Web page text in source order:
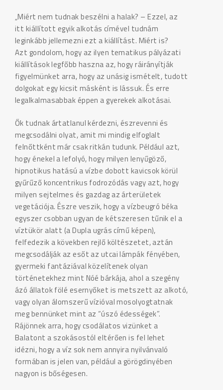
„Miért nem tudnak beszélni a halak? – Ezzel, az
itt kiállított egyik alkotás címével tudnám
leginkább jellemezni ezt a kiállítást. Miért is?
Azt gondolom, hogy az ilyen tematikus pályázati
kiállítások legfőbb haszna az, hogy ráirányítják
figyelmünket arra, hogy az unásig ismételt, tudott
dolgokat egy kicsit másként is lássuk. És erre
legalkalmasabbak éppen a gyerekek alkotásai.
Ők tudnak ártatlanul kérdezni, észrevenni és
megcsodálni olyat, amit mi mindig elfoglalt
felnőttként már csak ritkán tudunk. Például azt,
hogy énekel a lefolyó, hogy milyen lenyűgöző,
hipnotikus hatású a vízbe dobott kavicsok körül
gyűrűző koncentrikus fodrozódás vagy azt, hogy
milyen sejtelmes és gazdag az árterületek
vegetációja. Észre veszik, hogy a vízbeugró béka
egyszer csobban ugyan de kétszeresen tűnik el a
víztükör alatt (a Dupla ugrás című képen),
felfedezik a kövekben rejlő költészetet, aztán
megcsodálják az esőt az utcai lámpák fényében,
gyermeki fantáziával közelítenek olyan
történetekhez mint Nóé bárkája, ahol a szegény
ázó állatok fölé esernyőket is metszett az alkotó,
vagy olyan álomszerű vízióval mosolyogtatnak
meg bennünket mint az “úszó édességek”.
Rájönnek arra, hogy csodálatos vizünket a
Balatont a szokásostól eltérően is fel lehet
idézni, hogy a víz sok nem annyira nyilvánvaló
formában is jelen van, például a görögdinyében
nagyon is bőségesen.